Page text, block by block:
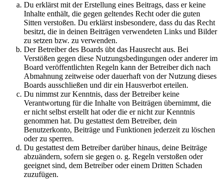
Du erklärst mit der Erstellung eines Beitrags, dass er keine
Inhalte enthält, die gegen geltendes Recht oder die guten
Sitten verstoßen. Du erklärst insbesondere, dass du das Recht
besitzt, die in deinen Beiträgen verwendeten Links und Bilder
zu setzen bzw. zu verwenden.
Der Betreiber des Boards übt das Hausrecht aus. Bei
Verstößen gegen diese Nutzungsbedingungen oder anderer im
Board veröffentlichten Regeln kann der Betreiber dich nach
Abmahnung zeitweise oder dauerhaft von der Nutzung dieses
Boards ausschließen und dir ein Hausverbot erteilen.
Du nimmst zur Kenntnis, dass der Betreiber keine
Verantwortung für die Inhalte von Beiträgen übernimmt, die
er nicht selbst erstellt hat oder die er nicht zur Kenntnis
genommen hat. Du gestattest dem Betreiber, dein
Benutzerkonto, Beiträge und Funktionen jederzeit zu löschen
oder zu sperren.
Du gestattest dem Betreiber darüber hinaus, deine Beiträge
abzuändern, sofern sie gegen o. g. Regeln verstoßen oder
geeignet sind, dem Betreiber oder einem Dritten Schaden
zuzufügen.